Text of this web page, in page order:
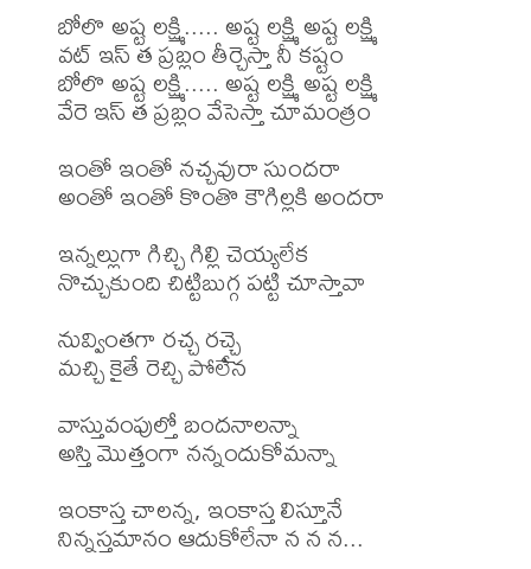
బోలొ అష్ట లక్ష్మి..... అష్ట లక్ష్మి అష్ట లక్ష్మి
వట్ ఇస్ త ప్రబ్లం తీర్చెస్తా నీ కష్టం
బోలొ అష్ట లక్ష్మి..... అష్ట లక్ష్మి అష్ట లక్ష్మి
వేరె ఇస్ త ప్రబ్లం వేసెస్తా చూమంత్రం
ఇంతో ఇంతో నచ్చవురా సుందరా
అంతో ఇంతో కొంతొ కౌగిల్లకి అందరా
ఇన్నల్లుగా గిచ్చి గిల్లి చెయ్యలేక
నొచ్చుకుంది చిట్టిబుగ్గ పట్టి చూస్తావా
నువ్వింతగా రచ్చ రచ్చై
మచ్చి కైతే రెచ్చి పోలేన
వాస్తువంపుల్తో బందనాలన్నా
అస్తి మొత్తంగా నన్నందుకోమన్నా
ఇంకాస్త చాలన్న, ఇంకాస్త లిస్తూనే
నిన్నస్తమానం ఆదుకోలేనా న న న...